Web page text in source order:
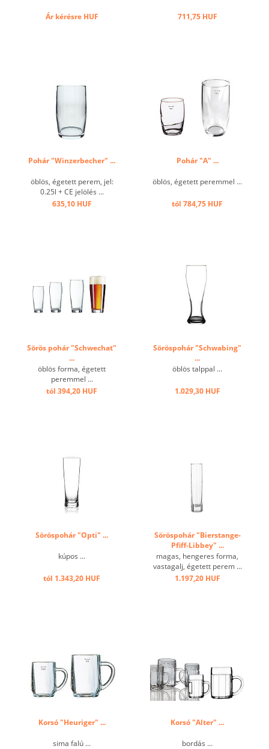
Ár kérésreHUF 711,75 HUF
Pohár "Winzerbecher" ...
öblös, égetett perem, jel:
0.25l + CE jelölés ...
635,10 HUF
Pohár "A" ...
öblös, égetett peremmel ...
tól 784,75 HUF
Sörös pohár "Schwechat"
...
öblös forma, égetett
peremmel ...
tól 394,20 HUF
Söröspohár "Schwabing"
...
öblös talppal ...
1.029,30 HUF
Söröspohár "Opti" ...
kúpos ...
tól 1.343,20 HUF
Söröspohár "Bierstange-
Pfiff-Libbey" ...
magas, hengeres forma,
vastagalj, égetett perem ...
1.197,20 HUF
Korsó "Heuriger" ...
sima falú ...
Korsó "Alter" ...
bordás ...